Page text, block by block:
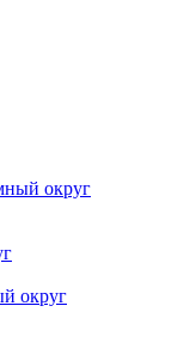
округ
округ